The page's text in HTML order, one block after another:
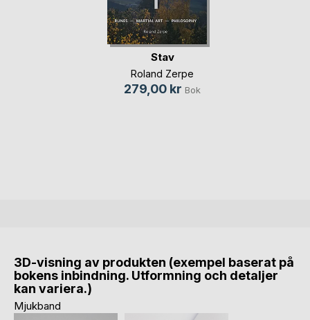
Stav
Roland Zerpe
279,00 kr Bok
3D-visning av produkten (exempel baserat på
bokens inbindning. Utformning och detaljer
kan variera.)
Mjukband